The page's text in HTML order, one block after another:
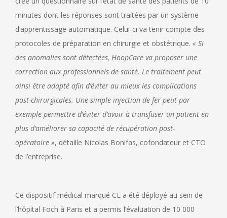
minutes dont les réponses sont traitées par un système
d’apprentissage automatique. Celui-ci va tenir compte des
protocoles de préparation en chirurgie et obstétrique. « Si
des anomalies sont détectées, HoopCare va proposer une
correction aux professionnels de santé. Le traitement peut
ainsi être adapté afin d’éviter au mieux les complications
post-chirurgicales. Une simple injection de fer peut par
exemple permettre d’éviter d’avoir à transfuser un patient en
plus d’améliorer sa capacité de récupération post-
opératoire », détaille Nicolas Bonifas, cofondateur et CTO
de l’entreprise.
Ce dispositif médical marqué CE a été déployé au sein de
l’hôpital Foch à Paris et a permis l’évaluation de 10 000